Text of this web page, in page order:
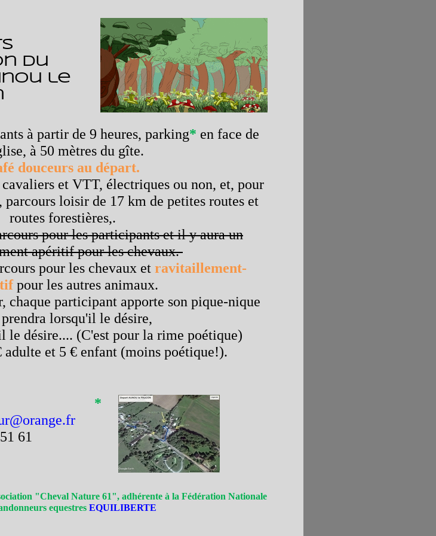
du
le
à partir de 9 heures, parking* en face de
à 50 mètres du gîte.
douceurs au départ.
et VTT, électriques ou non, et, pour
parcours loisir de 17 km de petites routes et
routes forestières,.
pour les participants et il y aura un
apéritif pour les chevaux.
pour les chevaux et ravitaillement-
pour les autres animaux.
chaque participant apporte son pique-nique
lorsqu'il le désire,
le désire.... (C'est pour la rime poétique)
et 5 € enfant (moins poétique!).
mail:
51 61
avril
*
"Cheval Nature 61", adhérente à la Fédération Nationale
equestres EQUILIBERTE